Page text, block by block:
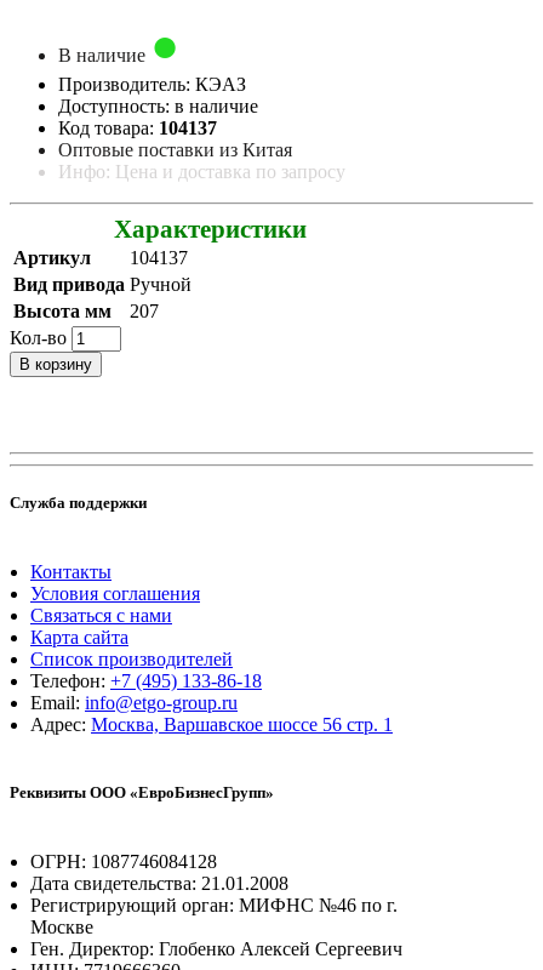
В наличие
Производитель: КЭАЗ
Доступность: в наличие
Код товара: 104137
Оптовые поставки из Китая
Инфо: Цена и доставка по запросу
Характеристики
Артикул
104137
Вид привода Ручной
Высота мм
207
Кол-во
В корзину
Служба поддержки
Контакты
Условия соглашения
Связаться с нами
Карта сайта
Список производителей
Телефон: +7 (495) 133-86-18
Email: info@etgo-group.ru
Адрес: Москва, Варшавское шоссе 56 стр. 1
Реквизиты ООО «ЕвроБизнесГрупп»
ОГРН: 1087746084128
Дата свидетельства: 21.01.2008
Регистрирующий орган: МИФНС №46 по г.
Москве
Ген. Директор: Глобенко Алексей Сергеевич